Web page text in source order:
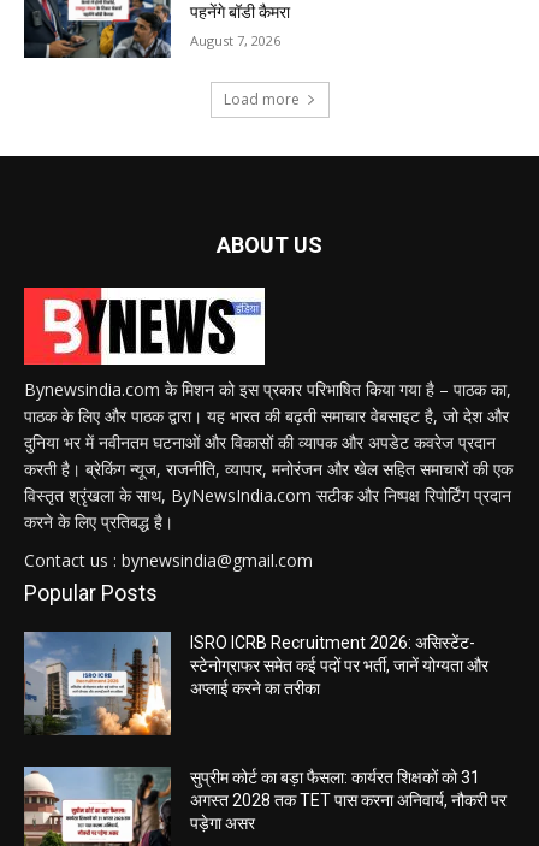
पहनेंगे बॉडी कैमरा
August 7, 2026
Load more
ABOUT US
Bynewsindia.com के मिशन को इस प्रकार परिभाषित किया गया है – पाठक का,
पाठक के लिए और पाठक द्वारा। यह भारत की बढ़ती समाचार वेबसाइट है, जो देश और
दुनिया भर में नवीनतम घटनाओं और विकासों की व्यापक और अपडेट कवरेज प्रदान
करती है। ब्रेकिंग न्यूज, राजनीति, व्यापार, मनोरंजन और खेल सहित समाचारों की एक
विस्तृत श्रृंखला के साथ, ByNewsIndia.com सटीक और निष्पक्ष रिपोर्टिंग प्रदान
करने के लिए प्रतिबद्ध है।
Contact us : bynewsindia@gmail.com
Popular Posts
ISRO ICRB Recruitment 2026: असिस्टेंट-
स्टेनोग्राफर समेत कई पदों पर भर्ती, जानें योग्यता और
अप्लाई करने का तरीका
सुप्रीम कोर्ट का बड़ा फैसला: कार्यरत शिक्षकों को 31
अगस्त 2028 तक TET पास करना अनिवार्य, नौकरी पर
पड़ेगा असर